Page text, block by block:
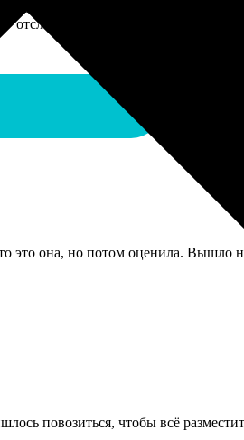
отслеживания.
это она, но потом оценила. Вышло
повозиться, чтобы всё